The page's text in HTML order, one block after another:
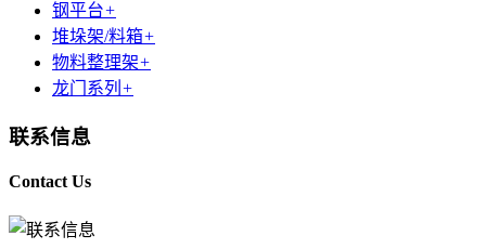
钢平台+
堆垛架/料箱+
物料整理架+
龙门系列 +
联系信息
Contact Us